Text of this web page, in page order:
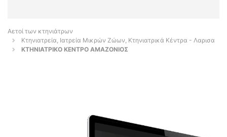
Αετοί των κτηνιάτρων
Κτηνιατρεία, Ιατρεία Μικρών Ζώων, Κτηνιατρικά Κέντρα - Λαρισα
ΚΤΗΝΙΑΤΡΙΚΟ ΚΕΝΤΡΟ ΑΜΑΖΟΝΙΟΣ